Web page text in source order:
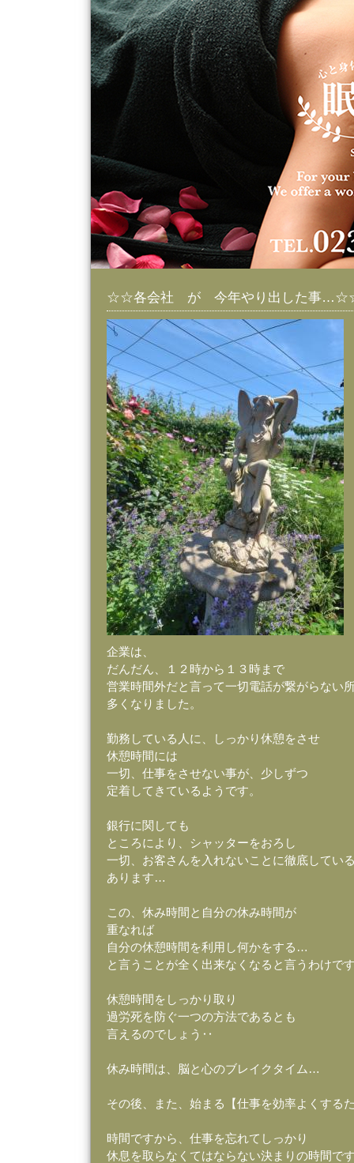
☆☆各会社 が 今年やり出した事
企業は、
だんだん、１２時から１３時まで
営業時間外だと言って一切電話が繋がらない
多くなりました。
勤務している人に、しっかり休憩をさせ
休憩時間には
一切、仕事をさせない事が、少しずつ
定着してきているようです。
銀行に関しても
ところにより、シャッターをおろし
一切、お客さんを入れないことに徹底してい
あります…
この、休み時間と自分の休み時間が
重なれば
自分の休憩時間を利用し何かをする…
と言うことが全く出来なくなると言うわけで
休憩時間をしっかり取り
過労死を防ぐ一つの方法であるとも
言えるのでしょう‥
休み時間は、脳と心のブレイクタイム…
その後、また、始まる【仕事を効率よくする
時間ですから、仕事を忘れてしっかり
休息を取らなくてはならない決まりの時間で